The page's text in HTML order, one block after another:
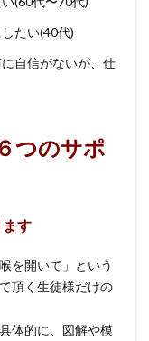
たい(40代)
自信がないが、仕
つのサポ
す
を開いて」という
頂く生徒様だけの
体的に、図解や模